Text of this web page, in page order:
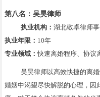
第八名：吴昊律师
执业机构：湖北敬卓律师
执业年限： 10年
专业领域：快速离婚程序、协议
吴昊律师以高效快捷的离
婚姻中渴望尽快解脱的心理，因